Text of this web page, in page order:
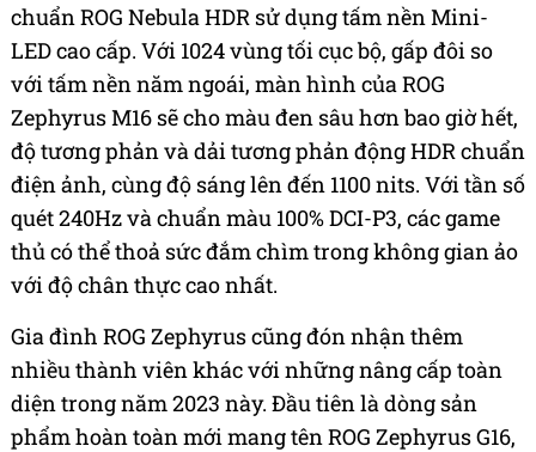
chuẩn ROG Nebula HDR sử dụng tấm nền Mini-
LED cao cấp. Với 1024 vùng tối cục bộ, gấp đôi so
với tấm nền năm ngoái, màn hình của ROG
Zephyrus M16 sẽ cho màu đen sâu hơn bao giờ hết,
độ tương phản và dải tương phản động HDR chuẩn
điện ảnh, cùng độ sáng lên đến 1100 nits. Với tần số
quét 240Hz và chuẩn màu 100% DCI-P3, các game
thủ có thể thoả sức đắm chìm trong không gian ảo
với độ chân thực cao nhất.
Gia đình ROG Zephyrus cũng đón nhận thêm
nhiều thành viên khác với những nâng cấp toàn
diện trong năm 2023 này. Đầu tiên là dòng sản
phẩm hoàn toàn mới mang tên ROG Zephyrus G16,